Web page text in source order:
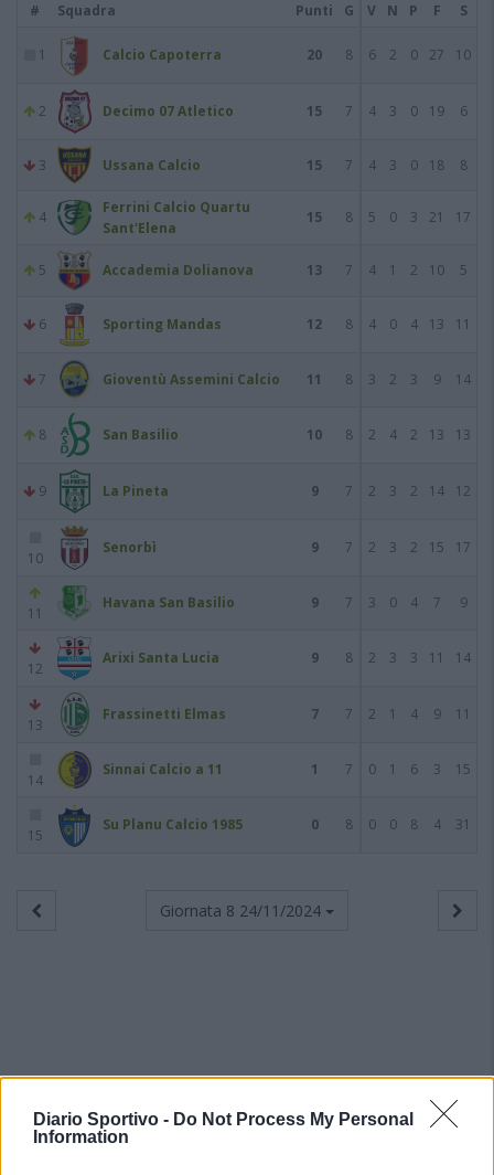
Diario Sportivo - Do Not Process My Personal
Information
#
Squadra Punti G V N P F S
1 Calcio Capoterra 20 8 6 2 0 27 10
2 Decimo 07 Atletico 15 7 4 3 0 19 6
3 Ussana Calcio 15 7 4 3 0 18 8
4
Ferrini Calcio Quartu
Sant'Elena
15 8 5 0 3 21 17
5 Accademia Dolianova 13 7 4 1 2 10 5
6 Sporting Mandas 12 8 4 0 4 13 11
7 Gioventù Assemini Calcio 11 8 3 2 3 9 14
8 San Basilio 10 8 2 4 2 13 13
9 La Pineta 9 7 2 3 2 14 12
10
Senorbì 9 7 2 3 2 15 17
11
Havana San Basilio 9 7 3 0 4 7 9
12
Arixi Santa Lucia 9 8 2 3 3 11 14
13
Frassinetti Elmas 7 7 2 1 4 9 11
14
Sinnai Calcio a 11 1 7 0 1 6 3 15
15
Su Planu Calcio 1985 0 8 0 0 8 4 31
Giornata 8 24/11/2024